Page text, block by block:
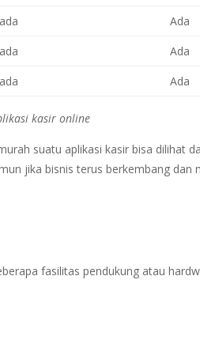
Ada
Ada
Ada
kasir online
suatu aplikasi kasir bisa dilihat
jika bisnis terus berkembang dan
fasilitas pendukung atau